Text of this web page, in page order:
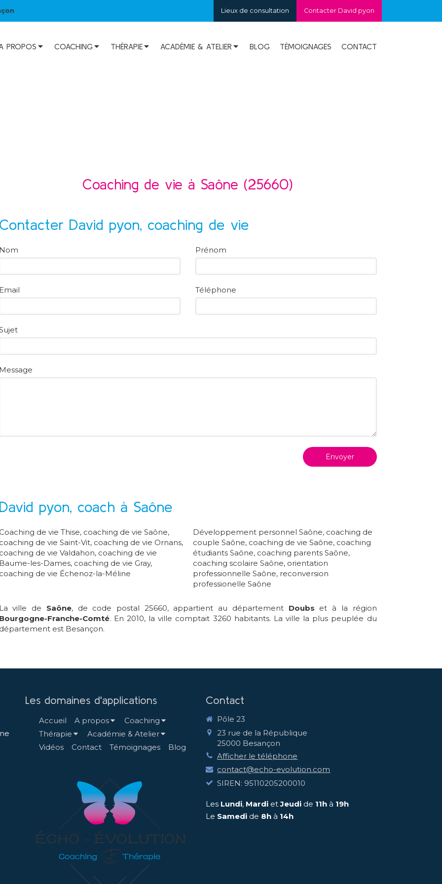
Contacter David pyon
Lieux de consultation
PROPOS COACHING THÉRAPIE ACADÉMIE & ATELIER BLOG TÉMOIGNAGES CONTACT
Coaching de vie à Saône (25660)
Contacter David pyon, coaching de vie
Nom Prénom
Email Téléphone
Message
Envoyer
David pyon, coach à Saône
Coaching de vie Thise, coaching de vie Saône,
coaching de vie Saint-Vit, coaching de vie Ornans,
coaching de vie Valdahon, coaching de vie
Baume-les-Dames, coaching de vie Gray,
coaching de vie Échenoz-la-Méline
Développement personnel Saône, coaching de
couple Saône, coaching de vie Saône, coaching
étudiants Saône, coaching parents Saône,
coaching scolaire Saône, orientation
professionnelle Saône, reconversion
professionelle Saône
La ville de Saône, de code postal 25660, appartient au département Doubs et à la région
Bourgogne-Franche-Comté. En 2010, la ville comptait 3260 habitants. La ville la plus peuplée du
département est Besançon.
Les domaines d'applications
Accueil A propos
Coaching
Thérapie
Académie & Atelier
Vidéos
Contact Témoignages Blog
Contact
Pôle 23
23 rue de la République
25000 Besançon
Afficher le téléphone
contact@echo-evolution.com
SIREN: 95110205200010
Les Lundi, Mardi etJeudi de 11h à 19h
Le Samedi de 8h à 14h